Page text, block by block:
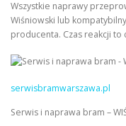
Wszystkie naprawy
Wiśniowski lub
producenta. Czas reakcji to
serwisbramwarszawa.pl
Serwis i naprawa bram –